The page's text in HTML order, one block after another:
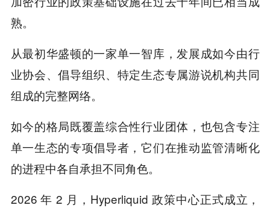
熟。
从最初华盛顿的一家单一智库，发展成如今由行
业协会、倡导组织、特定生态专属游说机构共同
组成的完整网络。
如今的格局既覆盖综合性行业团体，也包含专注
单一生态的专项倡导者，它们在推动监管清晰化
的进程中各自承担不同角色。
2026 年 2 月，Hyperliquid 政策中心正式成立，